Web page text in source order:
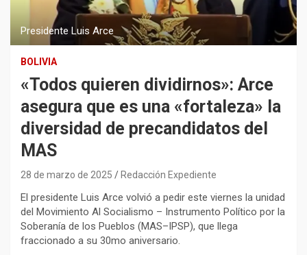
Presidente Luis Arce
BOLIVIA
«Todos quieren dividirnos»: Arce
asegura que es una «fortaleza» la
diversidad de precandidatos del
MAS
28 de marzo de 2025 Redacción Expediente
El presidente Luis Arce volvió a pedir este viernes la unidad
del Movimiento Al Socialismo – Instrumento Político por la
Soberanía de los Pueblos (MAS–IPSP), que llega
fraccionado a su 30mo aniversario.